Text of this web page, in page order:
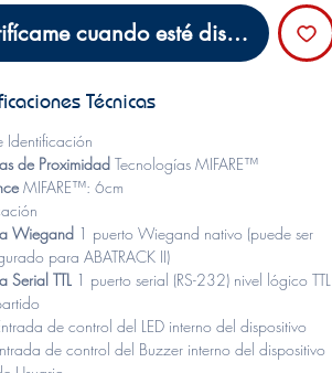
cuando esté disponible
Técnicas
Identificación
de Proximidad Tecnologías MIFARE™
MIFARE™: 6cm
Wiegand 1 puerto Wiegand nativo (puede ser
para ABATRACK II)
Serial TTL 1 puerto serial (RS-232) nivel lógico TTL
de control del LED interno del dispositivo
de control del Buzzer interno del dispositivo